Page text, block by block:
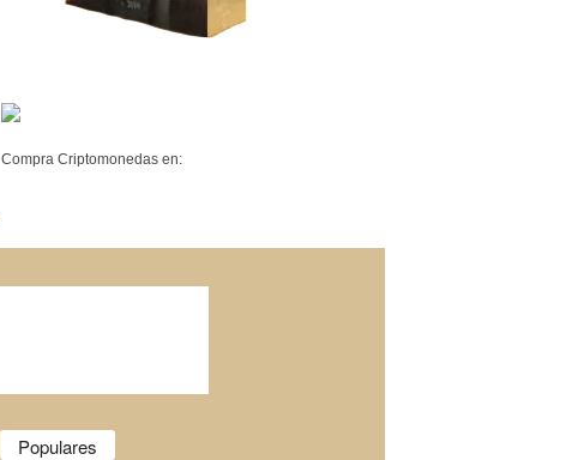
Compra Criptomonedas en:
Populares